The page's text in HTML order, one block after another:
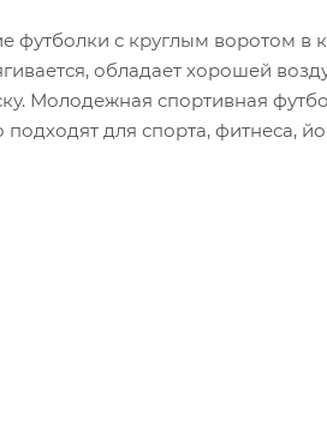
с круглым воротом в
обладает хорошей
Молодежная спортивная
для спорта, фитнеса,